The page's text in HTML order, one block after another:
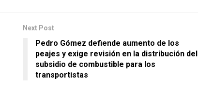
Next Post
Pedro Gómez defiende aumento de los
peajes y exige revisión en la distribución del
subsidio de combustible para los
transportistas